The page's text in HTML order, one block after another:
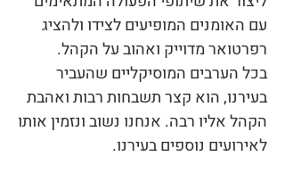
עם האומנים המופיעים לצידו ולהציג
רפרטואר מדוייק ואהוב על הקהל.
בכל הערבים המוסיקליים שהעביר
בעירנו, הוא קצר תשבחות רבות ואהבת
הקהל אליו רבה. אנחנו נשוב ונזמין אותו
לאירועים נוספים בעירנו.